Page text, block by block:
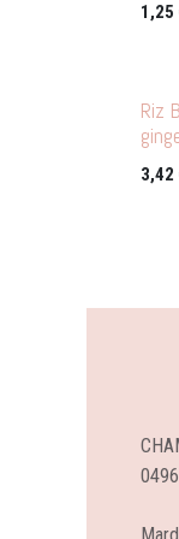
1,25
Riz
3,42